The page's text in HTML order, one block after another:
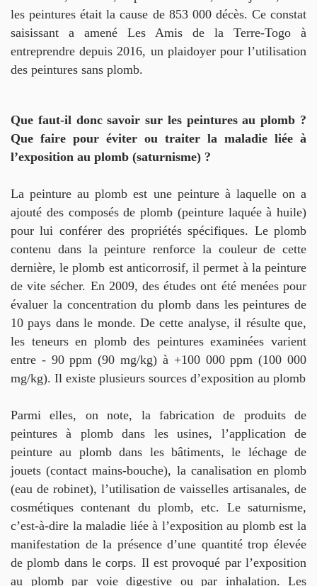
les peintures était la cause de 853 000 décès. Ce constat
saisissant a amené Les Amis de la Terre-Togo à
entreprendre depuis 2016, un plaidoyer pour l’utilisation
des peintures sans plomb.
Que faut-il donc savoir sur les peintures au plomb ?
Que faire pour éviter ou traiter la maladie liée à
l’exposition au plomb (saturnisme) ?
La peinture au plomb est une peinture à laquelle on a
ajouté des composés de plomb (peinture laquée à huile)
pour lui conférer des propriétés spécifiques. Le plomb
contenu dans la peinture renforce la couleur de cette
dernière, le plomb est anticorrosif, il permet à la peinture
de vite sécher. En 2009, des études ont été menées pour
évaluer la concentration du plomb dans les peintures de
10 pays dans le monde. De cette analyse, il résulte que,
les teneurs en plomb des peintures examinées varient
entre - 90 ppm (90 mg/kg) à +100 000 ppm (100 000
mg/kg). Il existe plusieurs sources d’exposition au plomb
Parmi elles, on note, la fabrication de produits de
peintures à plomb dans les usines, l’application de
peinture au plomb dans les bâtiments, le léchage de
jouets (contact mains-bouche), la canalisation en plomb
(eau de robinet), l’utilisation de vaisselles artisanales, de
cosmétiques contenant du plomb, etc. Le saturnisme,
c’est-à-dire la maladie liée à l’exposition au plomb est la
manifestation de la présence d’une quantité trop élevée
de plomb dans le corps. Il est provoqué par l’exposition
au plomb par voie digestive ou par inhalation. Les